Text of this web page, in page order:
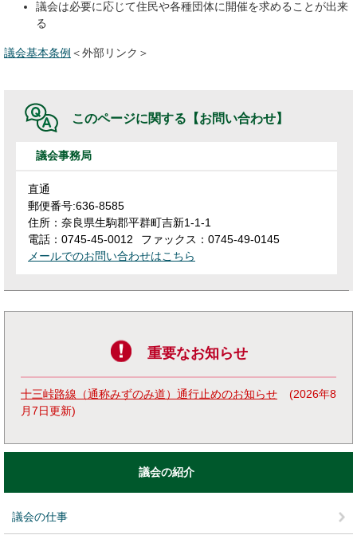
議会は必要に応じて住民や各種団体に開催を求めることが出来
る
議会基本条例 ＜外部リンク＞
このページに関する 【お問い合わせ】
議会事務局
直通
郵便番号:636-8585
住所：奈良県生駒郡平群町吉新1-1-1
電話：0745-45-0012
ファックス：0745-49-0145
メールでのお問い合わせはこちら
重要なお知らせ
十三峠路線（通称みずのみ道）通行止めのお知らせ
2026年8
月7日更新
議会の紹介
議会の仕事